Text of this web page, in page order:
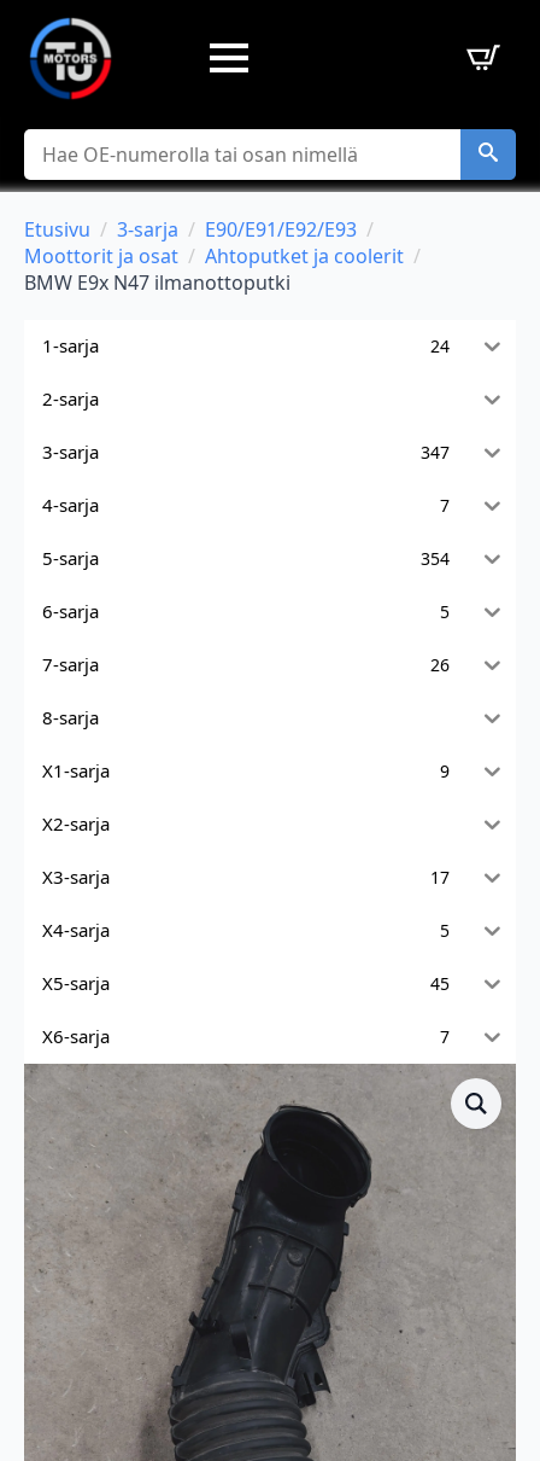
Hae
Etusivu 3-sarja
E90/E91/E92/E93
Moottorit ja osat
Ahtoputket ja coolerit
BMW E9x N47 ilmanottoputki
1-sarja 24
2-sarja
3-sarja 347
4-sarja 7
5-sarja 354
6-sarja 5
7-sarja 26
8-sarja
X1-sarja 9
X2-sarja
X3-sarja 17
X4-sarja 5
X5-sarja 45
X6-sarja 7